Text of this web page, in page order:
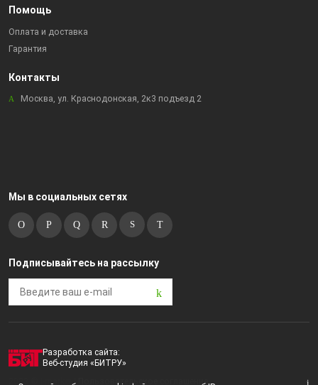
Помощь
Оплата и доставка
Гарантия
Контакты
Москва, ул. Краснодонская, 2к3 подъезд 2
Мы в социальных сетях
Подписывайтесь на рассылку
Разработка сайта:
Веб-студия «БИТРУ»
2023 © i-market |
Пользовательское соглашение